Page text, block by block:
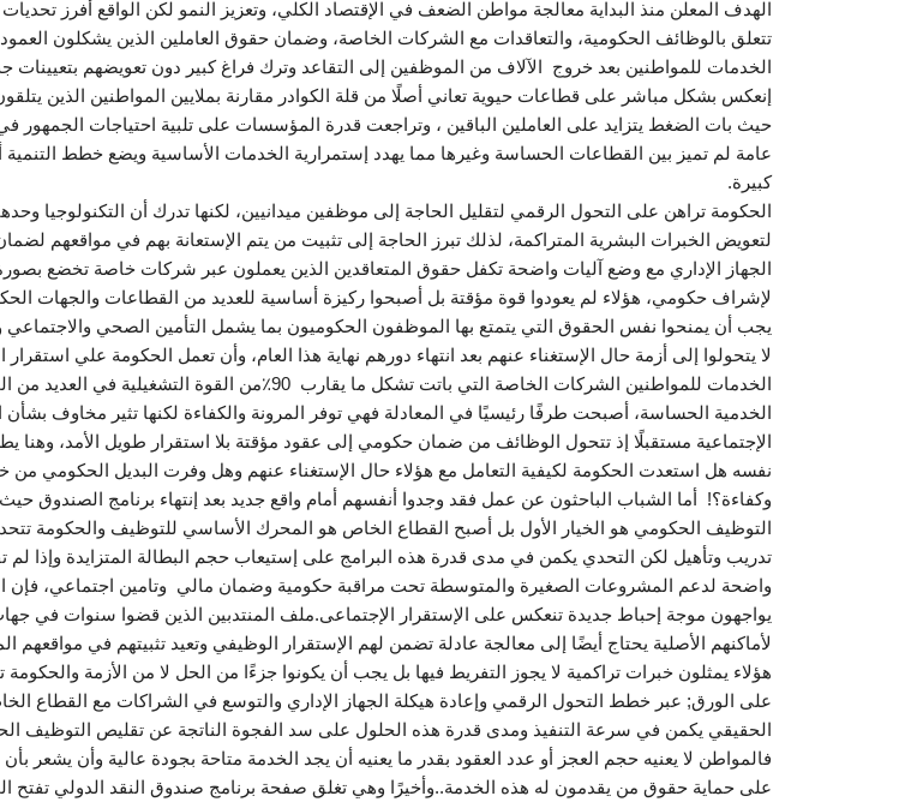
الهدف المعلن منذ البداية معالجة مواطن الضعف في الإقتصاد الكلي، وتعزيز النمو لكن الواقع أفرز تحديات
تتعلق بالوظائف الحكومية، والتعاقدات مع الشركات الخاصة، وضمان حقوق العاملين الذين يشكلون
الخدمات للمواطنين بعد خروج الآلاف من الموظفين إلى التقاعد وترك فراغ كبير دون تعويضهم بتعيينات
إنعكس بشكل مباشر على قطاعات حيوية تعاني أصلًا من قلة الكوادر مقارنة بملايين المواطنين الذين
حيث بات الضغط يتزايد على العاملين الباقين ، وتراجعت قدرة المؤسسات على تلبية احتياجات
عامة لم تميز بين القطاعات الحساسة وغيرها مما يهدد إستمرارية الخدمات الأساسية ويضع خطط التنمية
كبيرة.
الحكومة تراهن على التحول الرقمي لتقليل الحاجة إلى موظفين ميدانيين، لكنها تدرك أن التكنولوجيا
لتعويض الخبرات البشرية المتراكمة، لذلك تبرز الحاجة إلى تثبيت من يتم الإستعانة بهم في مواقعهم
الجهاز الإداري مع وضع آليات واضحة تكفل حقوق المتعاقدين الذين يعملون عبر شركات خاصة تخضع
لإشراف حكومي، هؤلاء لم يعودوا قوة مؤقتة بل أصبحوا ركيزة أساسية للعديد من القطاعات والجهات
يجب أن يمنحوا نفس الحقوق التي يتمتع بها الموظفون الحكوميون بما يشمل التأمين الصحي والاجتماعي
لا يتحولوا إلى أزمة حال الإستغناء عنهم بعد انتهاء دورهم نهاية هذا العام، وأن تعمل الحكومة علي استقرار
الخدمات للمواطنين الشركات الخاصة التي باتت تشكل ما يقارب 90٪من القوة
الخدمية الحساسة، أصبحت طرفًا رئيسيًا في المعادلة فهي توفر المرونة والكفاءة لكنها تثير مخاوف بشأن
الإجتماعية مستقبلًا إذ تتحول الوظائف من ضمان حكومي إلى عقود مؤقتة بلا استقرار طويل الأمد، وهنا
نفسه هل استعدت الحكومة لكيفية التعامل مع هؤلاء حال الإستغناء عنهم وهل وفرت البديل الحكومي من
وكفاءة؟! أما الشباب الباحثون عن عمل فقد وجدوا أنفسهم أمام واقع جديد بعد إنتهاء برنامج الصندوق
التوظيف الحكومي هو الخيار الأول بل أصبح القطاع الخاص هو المحرك الأساسي للتوظيف والحكومة
تدريب وتأهيل لكن التحدي يكمن في مدى قدرة هذه البرامج على إستيعاب حجم البطالة المتزايدة وإذا لم
واضحة لدعم المشروعات الصغيرة والمتوسطة تحت مراقبة حكومية وضمان مالي وتامين اجتماعي، فإن
يواجهون موجة إحباط جديدة تنعكس على الإستقرار الإجتماعى.ملف المنتدبين الذين قضوا سنوات في
لأماكنهم الأصلية يحتاج أيضًا إلى معالجة عادلة تضمن لهم الإستقرار الوظيفي وتعيد تثبيتهم في مواقعهم
هؤلاء يمثلون خبرات تراكمية لا يجوز التفريط فيها بل يجب أن يكونوا جزءًا من الحل لا من الأزمة والحكومة
على الورق; عبر خطط التحول الرقمي وإعادة هيكلة الجهاز الإداري والتوسع في الشراكات مع القطاع
الحقيقي يكمن في سرعة التنفيذ ومدى قدرة هذه الحلول على سد الفجوة الناتجة عن تقليص التوظيف
فالمواطن لا يعنيه حجم العجز أو عدد العقود بقدر ما يعنيه أن يجد الخدمة متاحة بجودة عالية وأن يشعر بأن
على حماية حقوق من يقدمون له هذه الخدمة..وأخيرًا وهي تغلق صفحة برنامج صندوق النقد الدولي تفتح